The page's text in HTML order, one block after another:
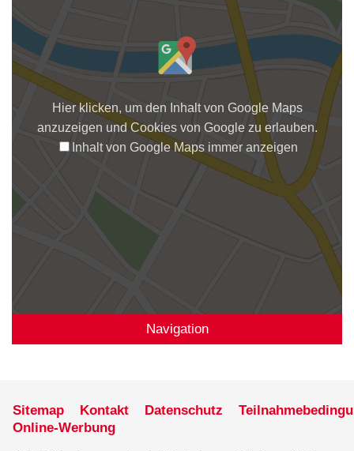
Hier klicken, um den Inhalt von Google Maps
anzuzeigen und Cookies von Google zu erlauben.
Inhalt von Google Maps immer anzeigen
Navigation
Sitemap Kontakt Datenschutz
Online-Werbung